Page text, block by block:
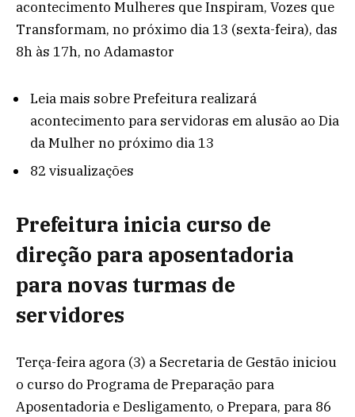
acontecimento Mulheres que Inspiram, Vozes que
Transformam, no próximo dia 13 (sexta-feira), das
8h às 17h, no Adamastor
Leia mais sobre Prefeitura realizará
acontecimento para servidoras em alusão ao Dia
da Mulher no próximo dia 13
82 visualizações
Prefeitura inicia curso de
direção para aposentadoria
para novas turmas de
servidores
Terça-feira agora (3) a Secretaria de Gestão iniciou
o curso do Programa de Preparação para
Aposentadoria e Desligamento, o Prepara, para 86